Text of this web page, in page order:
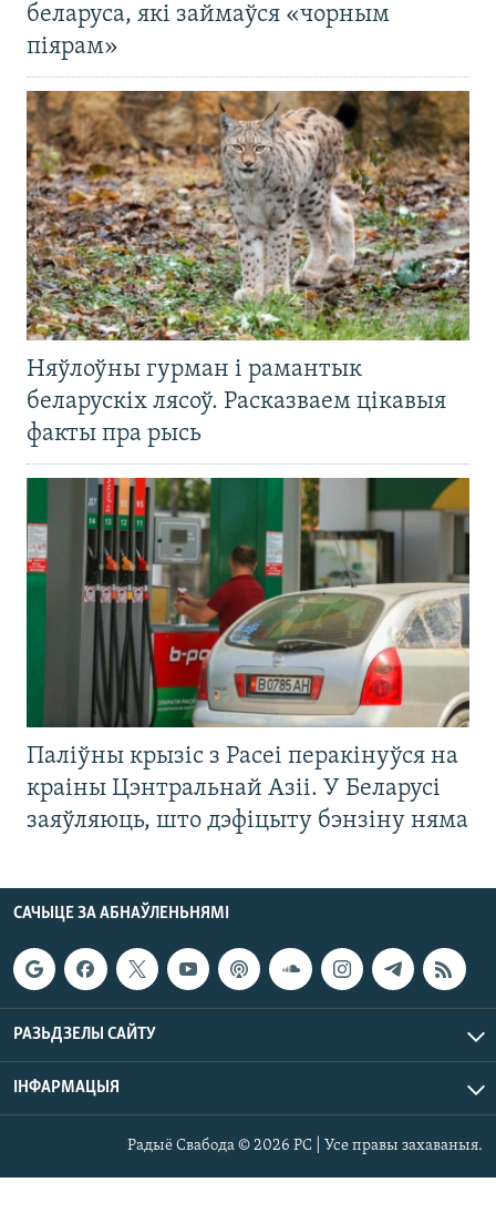
беларуса, які займаўся «чорным
піярам»
Няўлоўны гурман і рамантык
беларускіх лясоў. Расказваем цікавыя
факты пра рысь
Паліўны крызіс з Расеі перакінуўся на
краіны Цэнтральнай Азіі. У Беларусі
заяўляюць, што дэфіцыту бэнзіну няма
САЧЫЦЕ ЗА АБНАЎЛЕНЬНЯМІ
РАЗЬДЗЕЛЫ САЙТУ
ІНФАРМАЦЫЯ
Радыё Свабода © 2026 РС | Усе правы захаваныя.